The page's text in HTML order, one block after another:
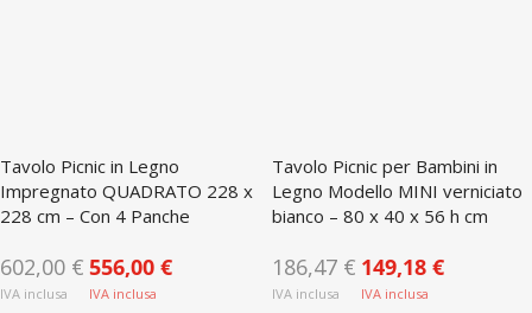
Tavolo Picnic in Legno
Impregnato QUADRATO 228 x
228 cm – Con 4 Panche
602,00 € 556,00 €
Tavolo Picnic per Bambini in
Legno Modello MINI verniciato
bianco – 80 x 40 x 56 h cm
186,47 € 149,18 €